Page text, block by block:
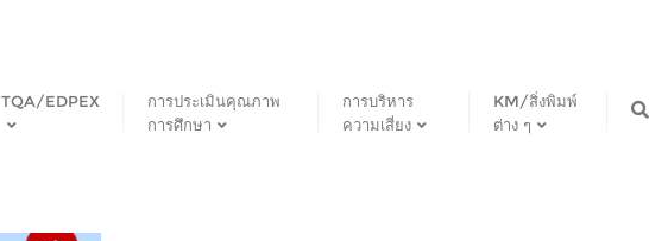
TQA/EDPEX
การประเมินคุณภาพ
การศึกษา
การบริหาร
ความเสี่ยง
KM/สิ่งพิมพ์
ต่าง ๆ